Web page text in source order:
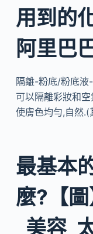
用到的
阿里巴
隔離-粉底/粉底
可以隔離彩妝和
使膚色均勻,自然
最基本
麼?【
_美容_